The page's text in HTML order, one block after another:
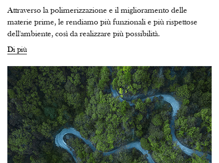
Attraverso la polimerizzazione e il miglioramento delle
materie prime, le rendiamo più funzionali e più rispettose
dell'ambiente, così da realizzare più possibilità.
Di più